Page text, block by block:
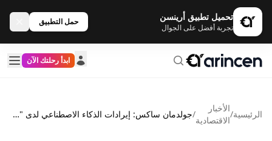
تحميل تطبيق أرينسن
تجربة أفضل على الجوال
حمل التطبيق
ابدأ رحلتك الآن
الرئيسية/
الأخبار
الاقتصادية
/ جولدمان ساكس: إيرادات الذكاء الاصطناعي لدى "سبيس إكس" قد تقفز 100 ضعف بحلول 2030